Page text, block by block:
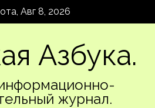
Авг 8, 2026
Азбука.
журнал.